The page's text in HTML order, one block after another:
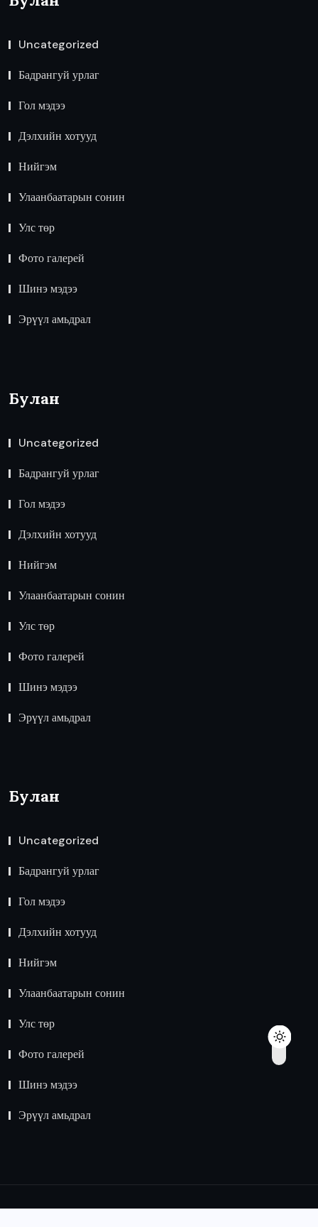
Uncategorized
Бадрангуй урлаг
Гол мэдээ
Дэлхийн хотууд
Нийгэм
Улаанбаатарын сонин
Улс төр
Фото галерей
Шинэ мэдээ
Эрүүл амьдрал
Булан
Uncategorized
Бадрангуй урлаг
Гол мэдээ
Дэлхийн хотууд
Нийгэм
Улаанбаатарын сонин
Улс төр
Фото галерей
Шинэ мэдээ
Эрүүл амьдрал
Булан
Uncategorized
Бадрангуй урлаг
Гол мэдээ
Дэлхийн хотууд
Нийгэм
Улаанбаатарын сонин
Улс төр
Фото галерей
Шинэ мэдээ
Эрүүл амьдрал